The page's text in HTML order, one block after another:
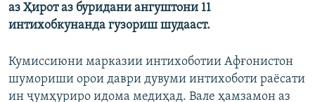
аз Ҳирот аз буридани ангуштони 11
интихобкунанда гузориш шудааст.
Кумиссиюни марказии интихоботии Афғонистон
шумориши орои даври дувуми интихоботи раёсати
ин ҷумҳуриро идома медиҳад. Вале ҳамзамон аз